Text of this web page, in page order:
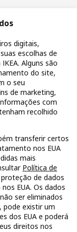
digitais,
escolhas de
Alguns são
do site,
o seu
de marketing,
com
recolhido
transferir certos
nos EUA
mais
Política de
de dados
EUA. Os dados
ser eliminados
existir um
dos EUA e poderá
direitos nos